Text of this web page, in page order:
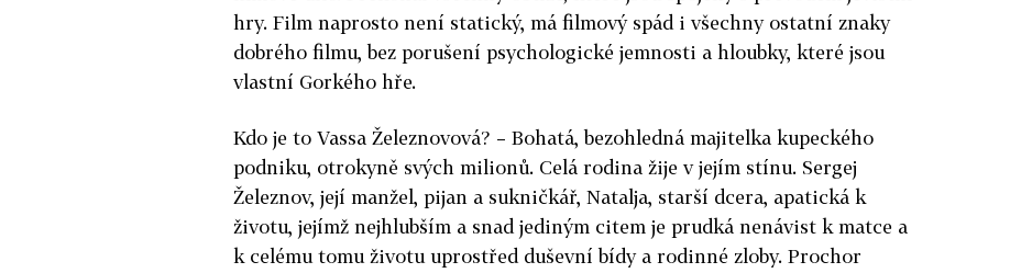
hry. Film naprosto není statický, má filmový spád i všechny ostatní znaky
dobrého filmu, bez porušení psychologické jemnosti a hloubky, které jsou
vlastní Gorkého hře.
Kdo je to Vassa Železnovová? – Bohatá, bezohledná majitelka kupeckého
podniku, otrokyně svých milionů. Celá rodina žije v jejím stínu. Sergej
Železnov, její manžel, pijan a sukničkář, Natalja, starší dcera, apatická k
životu, jejímž nejhlubším a snad jediným citem je prudká nenávist k matce a
k celému tomu životu uprostřed duševní bídy a rodinné zloby. Prochor